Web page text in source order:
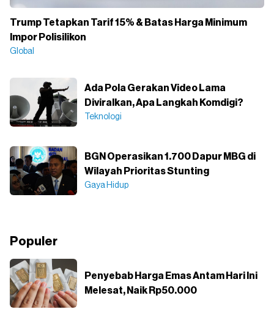
Trump Tetapkan Tarif 15% & Batas Harga Minimum
Impor Polisilikon
Global
Ada Pola Gerakan Video Lama
Diviralkan, Apa Langkah Komdigi?
Teknologi
BGN Operasikan 1.700 Dapur MBG di
Wilayah Prioritas Stunting
Gaya Hidup
Populer
Penyebab Harga Emas Antam Hari Ini
Melesat, Naik Rp50.000